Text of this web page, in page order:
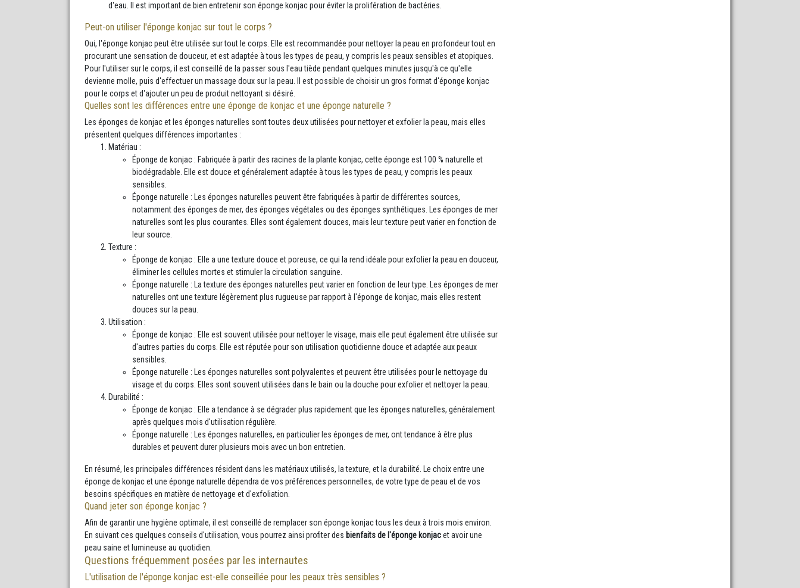
d'eau. Il est important de bien entretenir son éponge konjac pour éviter la prolifération de bactéries.
Peut-on utiliser l'éponge konjac sur tout le corps ?
Oui, l'éponge konjac peut être utilisée sur tout le corps. Elle est recommandée pour nettoyer la peau en profondeur tout en
procurant une sensation de douceur, et est adaptée à tous les types de peau, y compris les peaux sensibles et atopiques.
Pour l'utiliser sur le corps, il est conseillé de la passer sous l'eau tiède pendant quelques minutes jusqu'à ce qu'elle
devienne molle, puis d'effectuer un massage doux sur la peau. Il est possible de choisir un gros format d'éponge konjac
pour le corps et d'ajouter un peu de produit nettoyant si désiré.
Quelles sont les différences entre une éponge de konjac et une éponge naturelle ?
Les éponges de konjac et les éponges naturelles sont toutes deux utilisées pour nettoyer et exfolier la peau, mais elles
présentent quelques différences importantes :
Matériau :
Éponge de konjac : Fabriquée à partir des racines de la plante konjac, cette éponge est 100 % naturelle et
biodégradable. Elle est douce et généralement adaptée à tous les types de peau, y compris les peaux
sensibles.
Éponge naturelle : Les éponges naturelles peuvent être fabriquées à partir de différentes sources,
notamment des éponges de mer, des éponges végétales ou des éponges synthétiques. Les éponges de mer
naturelles sont les plus courantes. Elles sont également douces, mais leur texture peut varier en fonction de
leur source.
Texture :
Éponge de konjac : Elle a une texture douce et poreuse, ce qui la rend idéale pour exfolier la peau en douceur,
éliminer les cellules mortes et stimuler la circulation sanguine.
Éponge naturelle : La texture des éponges naturelles peut varier en fonction de leur type. Les éponges de mer
naturelles ont une texture légèrement plus rugueuse par rapport à l'éponge de konjac, mais elles restent
douces sur la peau.
Utilisation :
Éponge de konjac : Elle est souvent utilisée pour nettoyer le visage, mais elle peut également être utilisée sur
d'autres parties du corps. Elle est réputée pour son utilisation quotidienne douce et adaptée aux peaux
sensibles.
Éponge naturelle : Les éponges naturelles sont polyvalentes et peuvent être utilisées pour le nettoyage du
visage et du corps. Elles sont souvent utilisées dans le bain ou la douche pour exfolier et nettoyer la peau.
Durabilité :
Éponge de konjac : Elle a tendance à se dégrader plus rapidement que les éponges naturelles, généralement
après quelques mois d'utilisation régulière.
Éponge naturelle : Les éponges naturelles, en particulier les éponges de mer, ont tendance à être plus
durables et peuvent durer plusieurs mois avec un bon entretien.
En résumé, les principales différences résident dans les matériaux utilisés, la texture, et la durabilité. Le choix entre une
éponge de konjac et une éponge naturelle dépendra de vos préférences personnelles, de votre type de peau et de vos
besoins spécifiques en matière de nettoyage et d'exfoliation.
Quand jeter son éponge konjac ?
Afin de garantir une hygiène optimale, il est conseillé de remplacer son éponge konjac tous les deux à trois mois environ.
En suivant ces quelques conseils d'utilisation, vous pourrez ainsi profiter des bienfaits de l'éponge konjacet avoir une
peau saine et lumineuse au quotidien.
Questions fréquemment posées par les internautes
L'utilisation de l'éponge konjac est-elle conseillée pour les peaux très sensibles ?